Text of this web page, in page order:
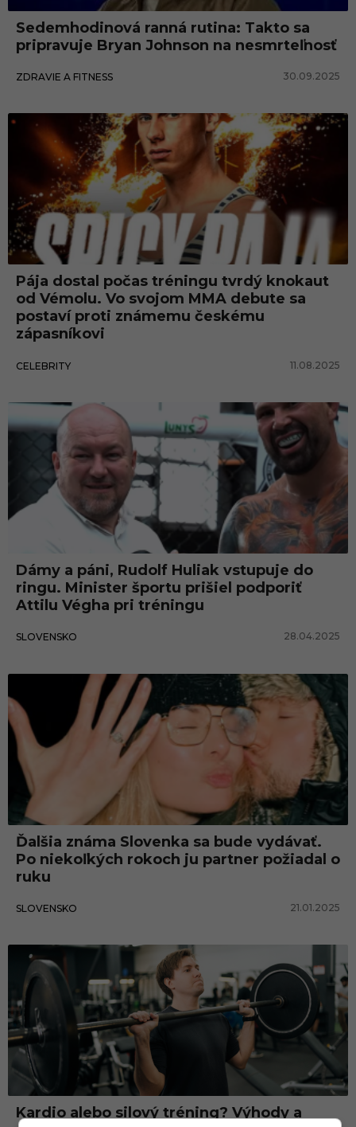
Sedemhodinová ranná rutina: Takto sa
pripravuje Bryan Johnson na nesmrteľnosť
ZDRAVIE A FITNESS 30.09.2025
Pája dostal počas tréningu tvrdý knokaut
od Vémolu. Vo svojom MMA debute sa
postaví proti známemu českému
zápasníkovi
CELEBRITY 11.08.2025
Dámy a páni, Rudolf Huliak vstupuje do
ringu. Minister športu prišiel podporiť
Attilu Végha pri tréningu
SLOVENSKO 28.04.2025
Ďalšia známa Slovenka sa bude vydávať.
Po niekoľkých rokoch ju partner požiadal o
ruku
SLOVENSKO 21.01.2025
Kardio alebo silový tréning? Výhody a
Tipy a triky